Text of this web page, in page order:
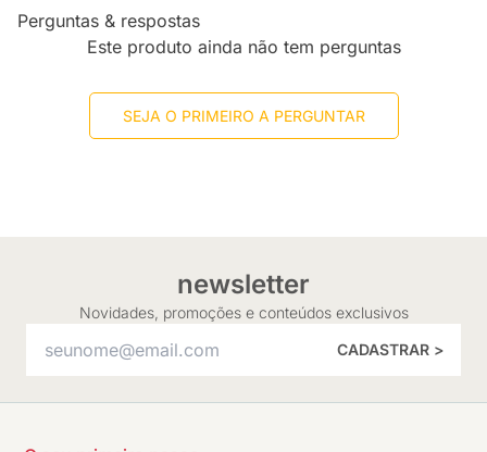
Perguntas & respostas
Este produto ainda não tem perguntas
SEJA O PRIMEIRO A PERGUNTAR
newsletter
Novidades, promoções e conteúdos exclusivos
CADASTRAR >